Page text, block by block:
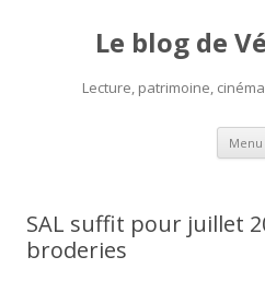
Le blog de
Lecture, patrimoine,
Menu
SAL suffit pour juillet
broderies